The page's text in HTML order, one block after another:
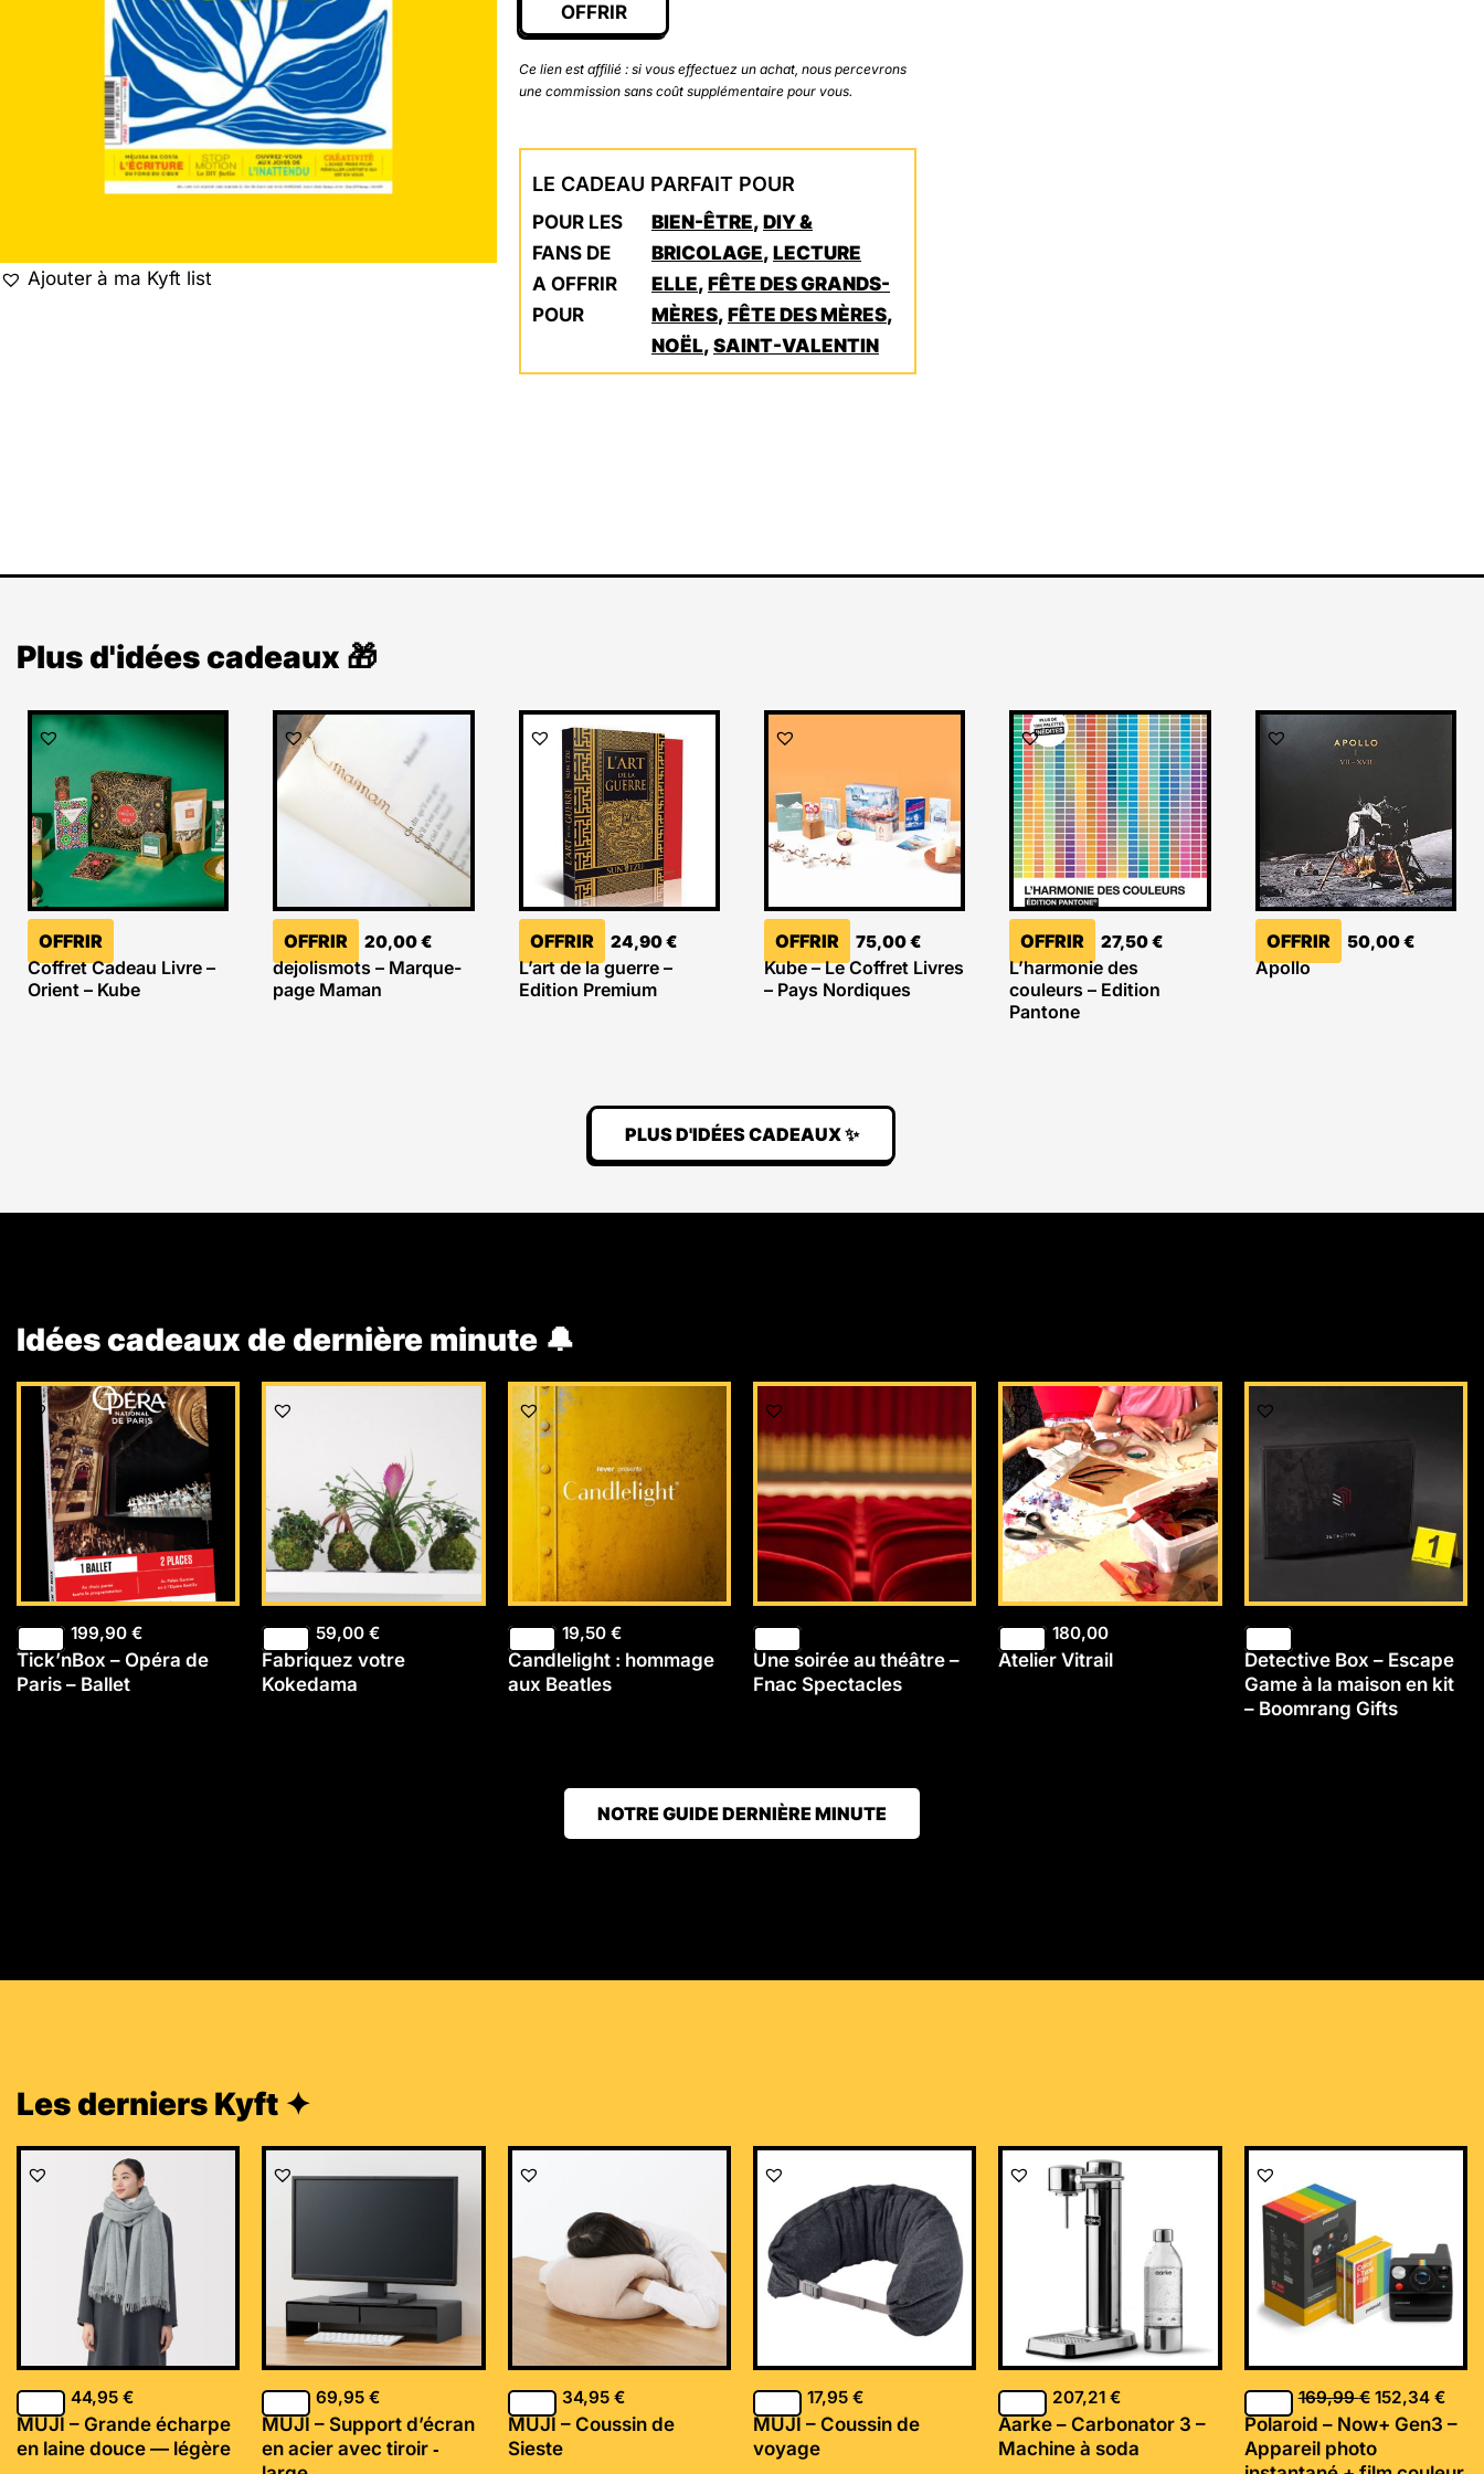
Ajouter à ma Kyft list
OFFRIR
Ce lien est affilié : si vous effectuez un achat, nous percevrons
une commission sans coût supplémentaire pour vous.
LE CADEAU PARFAIT POUR
POUR LES
FANS DE
BIEN-ÊTRE, DIY &
BRICOLAGE, LECTURE
A OFFRIR
POUR
ELLE, FÊTE DES GRANDS-
MÈRES, FÊTE DES MÈRES,
NOËL, SAINT-VALENTIN
Plus d'idées cadeaux 🎁
OFFRIR
Coffret Cadeau Livre –
Orient – Kube
OFFRIR 20,00€
dejolismots – Marque-
page Maman
OFFRIR 24,90€
L’art de la guerre –
Edition Premium
OFFRIR 75,00€
Kube – Le Coffret Livres
– Pays Nordiques
OFFRIR 27,50€
L’harmonie des
couleurs – Edition
Pantone
OFFRIR 50,00€
Apollo
PLUS D'IDÉES CADEAUX ✨
Idées cadeaux de dernière minute 🔔
199,90 €
Tick’nBox – Opéra de
Paris – Ballet
59,00€
Fabriquez votre
Kokedama
19,50 €
Candlelight : hommage
aux Beatles
Une soirée au théâtre –
Fnac Spectacles
180,00
Atelier Vitrail
Detective Box – Escape
Game à la maison en kit
– Boomrang Gifts
NOTRE GUIDE DERNIÈRE MINUTE
Les derniers Kyft ✦
44,95 €
MUJI – Grande écharpe
en laine douce — légère
69,95€
MUJI – Support d’écran
en acier avec tiroir ‐
34,95 €
MUJI – Coussin de
Sieste
17,95 €
MUJI – Coussin de
voyage
207,21€
Aarke – Carbonator 3 –
Machine à soda
169,99€
Le
169,99 €.
152,34 €
Le
Polaroid – Now+ Gen3 –
Appareil photo